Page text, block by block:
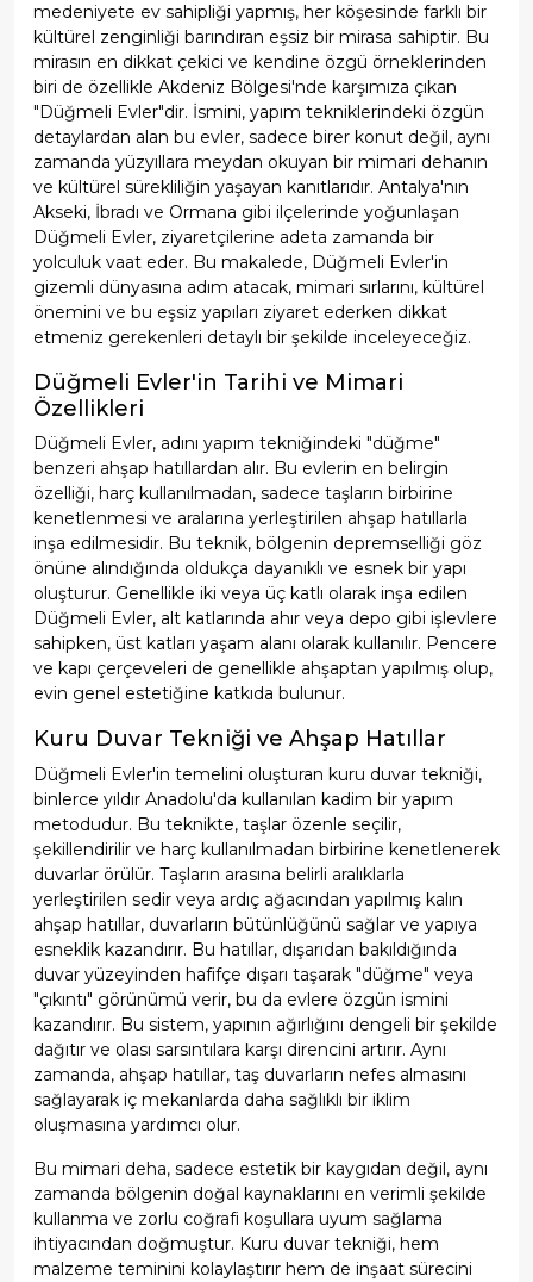
medeniyete ev sahipliği yapmış, her köşesinde farklı bir
kültürel zenginliği barındıran eşsiz bir mirasa sahiptir. Bu
mirasın en dikkat çekici ve kendine özgü örneklerinden
biri de özellikle Akdeniz Bölgesi'nde karşımıza çıkan
"Düğmeli Evler"dir. İsmini, yapım tekniklerindeki özgün
detaylardan alan bu evler, sadece birer konut değil, aynı
zamanda yüzyıllara meydan okuyan bir mimari dehanın
ve kültürel sürekliliğin yaşayan kanıtlarıdır. Antalya'nın
Akseki, İbradı ve Ormana gibi ilçelerinde yoğunlaşan
Düğmeli Evler, ziyaretçilerine adeta zamanda bir
yolculuk vaat eder. Bu makalede, Düğmeli Evler'in
gizemli dünyasına adım atacak, mimari sırlarını, kültürel
önemini ve bu eşsiz yapıları ziyaret ederken dikkat
etmeniz gerekenleri detaylı bir şekilde inceleyeceğiz.
Düğmeli Evler'in Tarihi ve Mimari
Özellikleri
Düğmeli Evler, adını yapım tekniğindeki "düğme"
benzeri ahşap hatıllardan alır. Bu evlerin en belirgin
özelliği, harç kullanılmadan, sadece taşların birbirine
kenetlenmesi ve aralarına yerleştirilen ahşap hatıllarla
inşa edilmesidir. Bu teknik, bölgenin depremselliği göz
önüne alındığında oldukça dayanıklı ve esnek bir yapı
oluşturur. Genellikle iki veya üç katlı olarak inşa edilen
Düğmeli Evler, alt katlarında ahır veya depo gibi işlevlere
sahipken, üst katları yaşam alanı olarak kullanılır. Pencere
ve kapı çerçeveleri de genellikle ahşaptan yapılmış olup,
evin genel estetiğine katkıda bulunur.
Kuru Duvar Tekniği ve Ahşap Hatıllar
Düğmeli Evler'in temelini oluşturan kuru duvar tekniği,
binlerce yıldır Anadolu'da kullanılan kadim bir yapım
metodudur. Bu teknikte, taşlar özenle seçilir,
şekillendirilir ve harç kullanılmadan birbirine kenetlenerek
duvarlar örülür. Taşların arasına belirli aralıklarla
yerleştirilen sedir veya ardıç ağacından yapılmış kalın
ahşap hatıllar, duvarların bütünlüğünü sağlar ve yapıya
esneklik kazandırır. Bu hatıllar, dışarıdan bakıldığında
duvar yüzeyinden hafifçe dışarı taşarak "düğme" veya
"çıkıntı" görünümü verir, bu da evlere özgün ismini
kazandırır. Bu sistem, yapının ağırlığını dengeli bir şekilde
dağıtır ve olası sarsıntılara karşı direncini artırır. Aynı
zamanda, ahşap hatıllar, taş duvarların nefes almasını
sağlayarak iç mekanlarda daha sağlıklı bir iklim
oluşmasına yardımcı olur.
Bu mimari deha, sadece estetik bir kaygıdan değil, aynı
zamanda bölgenin doğal kaynaklarını en verimli şekilde
kullanma ve zorlu coğrafi koşullara uyum sağlama
ihtiyacından doğmuştur. Kuru duvar tekniği, hem
malzeme teminini kolaylaştırır hem de inşaat sürecini